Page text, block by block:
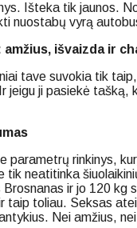
Išteka tik jaunos.
nuostabų vyrą
išvaizda ir
tave suvokia tik
jeigu ji pasiekė
parametrų rinkinys,
tik neatitinka
ir jo 120 kg
taip toliau. Seksas
Nei amžius,